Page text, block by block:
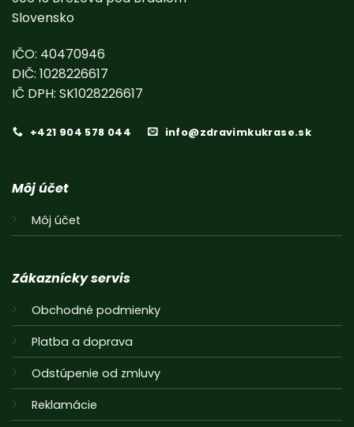
Slovensko
IČO: 40470946
DIČ: 1028226617
IČ DPH: SK1028226617
+421 904 578 044 info@zdravimkukrase.sk
Môj účet
Môj účet
Zákaznícky servis
Obchodné podmienky
Platba a doprava
Odstúpenie od zmluvy
Reklamácie